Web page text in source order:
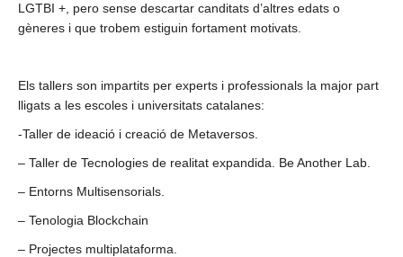
LGTBI +, pero sense descartar canditats d’altres edats o
gèneres i que trobem estiguin fortament motivats.
Els tallers son impartits per experts i professionals la major part
lligats a les escoles i universitats catalanes:
-Taller de ideació i creació de Metaversos.
– Taller de Tecnologies de realitat expandida. Be Another Lab.
– Entorns Multisensorials.
– Tenologia Blockchain
– Projectes multiplataforma.